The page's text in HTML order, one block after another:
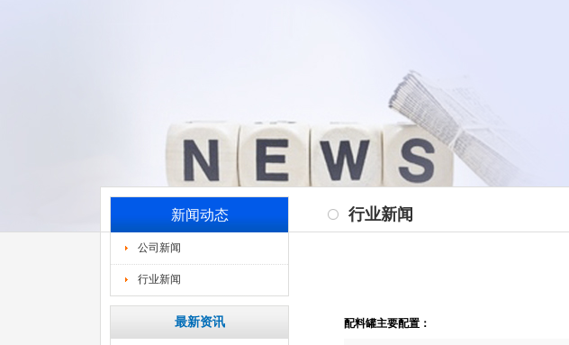
新闻动态
公司新闻
行业新闻
最新资讯
行业新闻
配料罐主要配置：